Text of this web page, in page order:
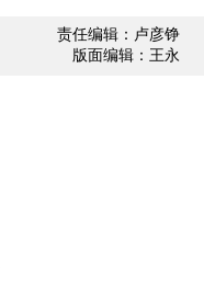
责任编辑：卢彦铮
版面编辑：王永